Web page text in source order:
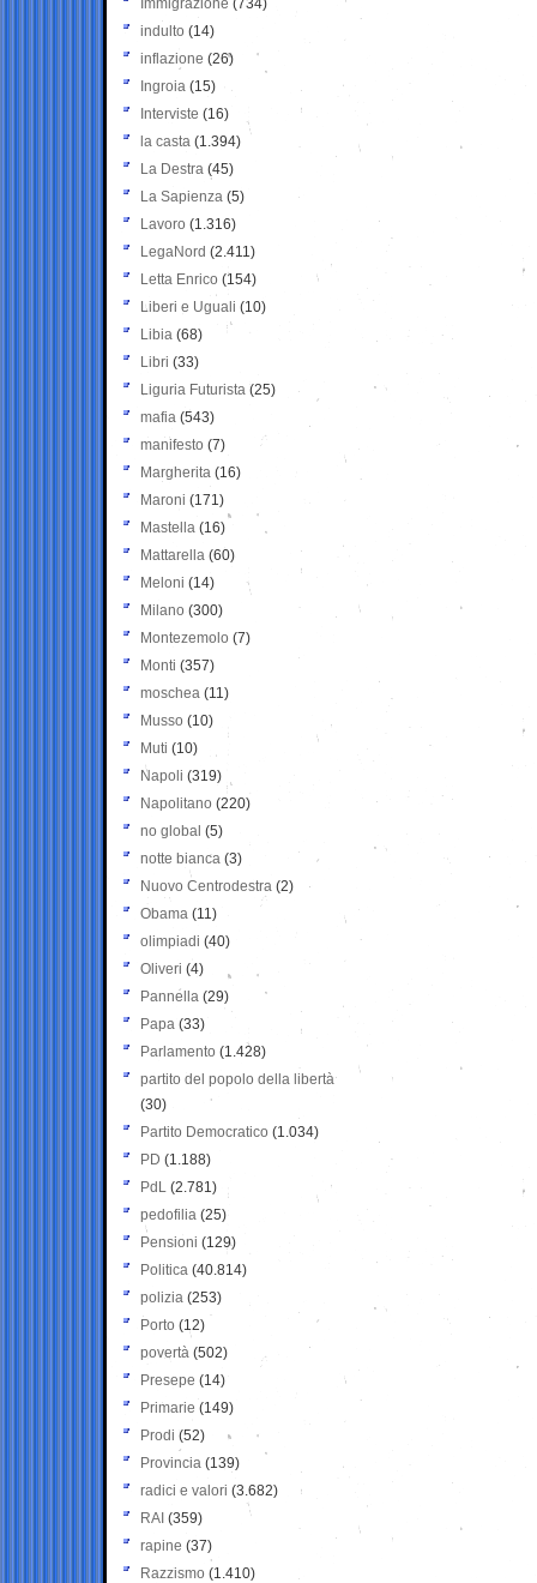
Immigrazione (734)
indulto (14)
inflazione (26)
Ingroia (15)
Interviste (16)
la casta (1.394)
La Destra (45)
La Sapienza (5)
Lavoro (1.316)
LegaNord (2.411)
Letta Enrico (154)
Liberi e Uguali (10)
Libia (68)
Libri (33)
Liguria Futurista (25)
mafia (543)
manifesto (7)
Margherita (16)
Maroni (171)
Mastella (16)
Mattarella (60)
Meloni (14)
Milano (300)
Montezemolo (7)
Monti (357)
moschea (11)
Musso (10)
Muti (10)
Napoli (319)
Napolitano (220)
no global (5)
notte bianca (3)
Nuovo Centrodestra (2)
Obama (11)
olimpiadi (40)
Oliveri (4)
Pannella (29)
Papa (33)
Parlamento (1.428)
partito del popolo della libertà
(30)
Partito Democratico (1.034)
PD (1.188)
PdL (2.781)
pedofilia (25)
Pensioni (129)
Politica (40.814)
polizia (253)
Porto (12)
povertà (502)
Presepe (14)
Primarie (149)
Prodi (52)
Provincia (139)
radici e valori (3.682)
RAI (359)
rapine (37)
Razzismo (1.410)